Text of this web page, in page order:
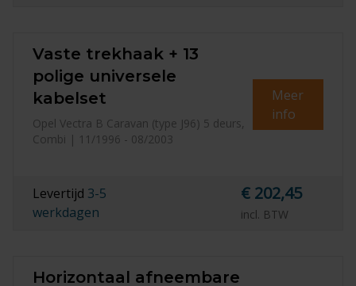
Vaste trekhaak + 13
polige universele
kabelset
Opel Vectra B Caravan (type J96) 5 deurs,
Combi | 11/1996 - 08/2003
Meer
info
Levertijd 3-5
werkdagen
€ 202,45
incl. BTW
Horizontaal afneembare